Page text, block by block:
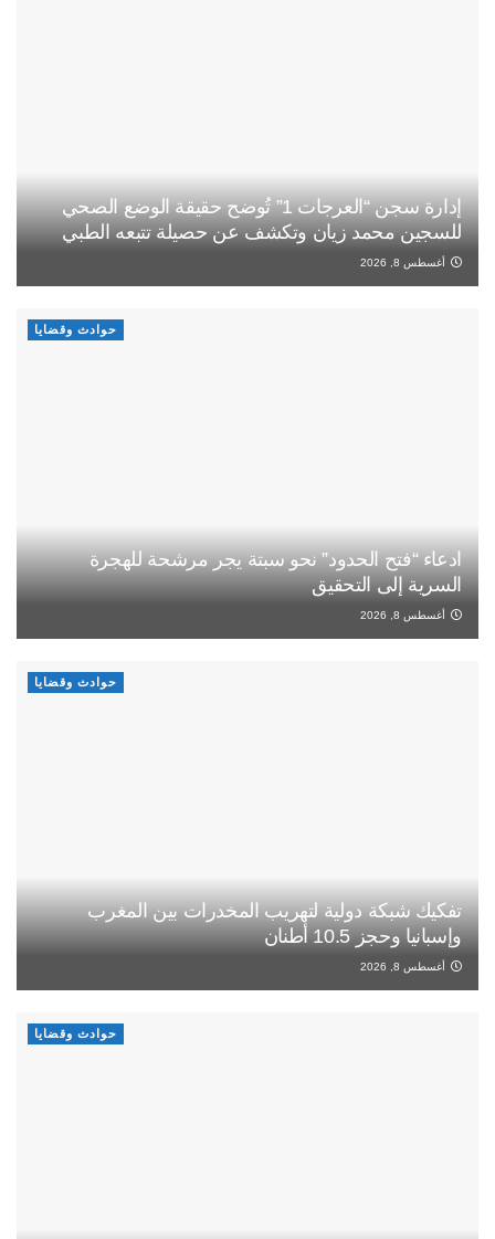
إدارة سجن “العرجات 1” تُوضح حقيقة الوضع الصحي
للسجين محمد زيان وتكشف عن حصيلة تتبعه الطبي
أغسطس 8, 2026
حوادث وقضايا
ادعاء “فتح الحدود” نحو سبتة يجر مرشحة للهجرة
السرية إلى التحقيق
أغسطس 8, 2026
حوادث وقضايا
تفكيك شبكة دولية لتهريب المخدرات بين المغرب
وإسبانيا وحجز 10.5 أطنان
أغسطس 8, 2026
حوادث وقضايا